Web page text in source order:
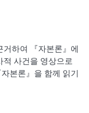
하여 『자본론』에
사건을 영상으로
본론』을 함께 읽기